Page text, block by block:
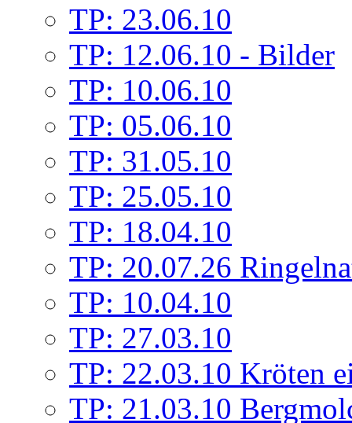
TP: 23.06.10
TP: 12.06.10 - Bilder
TP: 10.06.10
TP: 05.06.10
TP: 31.05.10
TP: 25.05.10
TP: 18.04.10
TP: 20.07.26
TP: 10.04.10
TP: 27.03.10
TP: 22.03.10 Kröten
TP: 21.03.10